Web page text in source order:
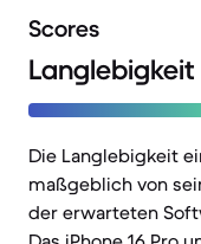
Scores
Langlebigkeit
Die Langlebigkeit
maßgeblich von
der erwarteten